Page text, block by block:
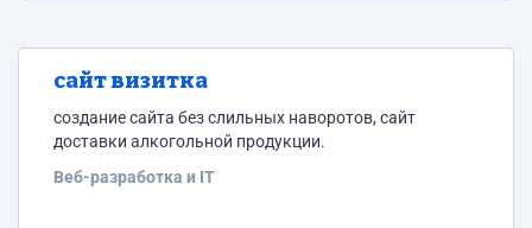
сайт визитка
создание сайта без слильных наворотов, сайт
доставки алкогольной продукции.
Веб-разработка и IT